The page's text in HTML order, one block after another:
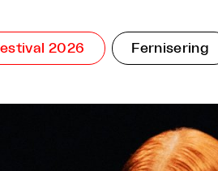
2026 Fernisering